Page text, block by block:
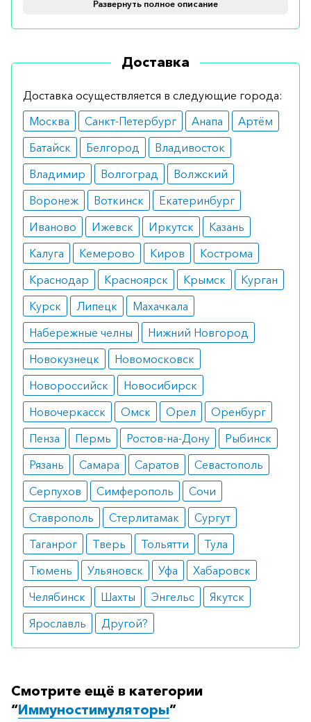
полувыведения может быть более коротким –
Форма выпуска
внутривенного введения.
Применение и дозирование
Должен быть комнатной температуры. Начальная
скорость инфузии – не более 20 капель в минуту
(1 мл в минуту). Профилактика
цитомегаловирусной инфекции – однократно 1
мл/кг, лечение ЦМВ-инфекции – однократно 2
мл/кг (лекарство вводят до исчезновения
клинических проявлений).
Показания
цитомегаловирусная инфекция;
иммуносупрессия (угнетение иммунитета);
иммунодефицит;
ослабленный иммунитет.
Противопоказания
гиперчувствительность.
Побочные реакции
головные боли;
повышение температуры;
тошнота, рвота;
боли в суставах;
аллергические реакции.
Как оформить заказ?
Вы можете заказать препарат с доставкой в
аптеку-партнёра в вашем городе. Для этого Вы
Развернуть полное описание
Доставка
Доставка осуществляется в следующие города:
Москва
Санкт-Петербург Анапа
Артём
Батайск
Белгород
Владивосток
Владимир
Волгоград
Волжский
Воронеж
Воткинск
Екатеринбург
Иваново
Ижевск Иркутск
Казань
Калуга
Кемерово Киров
Кострома
Краснодар
Красноярск Крымск
Курган
Курск
Липецк
Махачкала
Набережные челны
Нижний Новгород
Новокузнецк
Новомосковск
Новороссийск
Новосибирск
Новочеркасск
Омск Орел
Оренбург
Пенза
Пермь Ростов-на-Дону
Рыбинск
Рязань
Самара Саратов
Севастополь
Серпухов
Симферополь
Сочи
Ставрополь
Стерлитамак
Сургут
Таганрог
Тверь Тольятти
Тула
Тюмень
Ульяновск Уфа
Хабаровск
Челябинск
Шахты Энгельс
Якутск
Ярославль
Другой?
Смотрите ещё в категории
“Иммуностимуляторы”